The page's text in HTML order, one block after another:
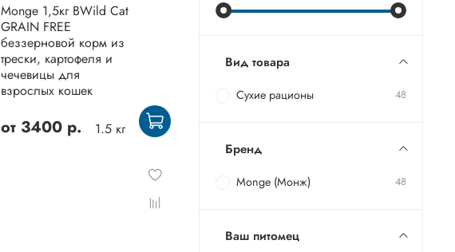
Monge 1,5кг BWild Cat
GRAIN FREE
беззерновой корм из
трески, картофеля и
чечевицы для
взрослых кошек
от 3400 р. 1.5 кг
Вид товара
Сухие рационы 48
Бренд
Monge (Монж) 48
Ваш питомец